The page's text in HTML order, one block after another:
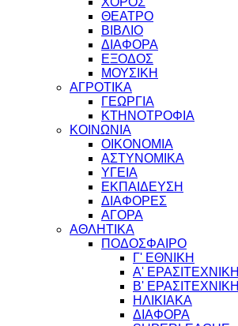
ΘΕΑΤΡΟ
ΒΙΒΛΙΟ
ΔΙΑΦΟΡΑ
ΕΞΟΔΟΣ
ΜΟΥΣΙΚΗ
ΑΓΡΟΤΙΚΑ
ΓΕΩΡΓΙΑ
ΚΤΗΝΟΤΡΟΦΙΑ
ΚΟΙΝΩΝΙΑ
ΟΙΚΟΝΟΜΙΑ
ΑΣΤΥΝΟΜΙΚΑ
ΥΓΕΙΑ
ΕΚΠΑΙΔΕΥΣΗ
ΔΙΑΦΟΡΕΣ
ΑΓΟΡΑ
ΑΘΛΗΤΙΚΑ
ΠΟΔΟΣΦΑΙΡΟ
Γ' ΕΘΝΙΚΗ
Α' ΕΡΑΣΙΤΕΧΝΙΚΗ
Β' ΕΡΑΣΙΤΕΧΝΙΚΗ
ΗΛΙΚΙΑΚΑ
ΔΙΑΦΟΡΑ